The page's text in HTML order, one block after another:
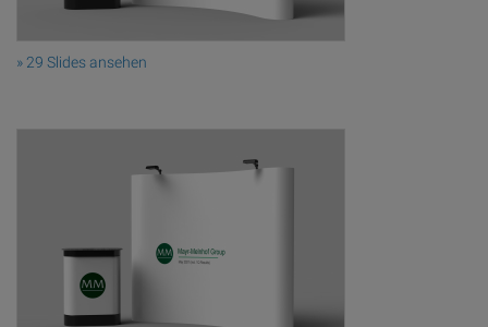
» 29 Slides ansehen